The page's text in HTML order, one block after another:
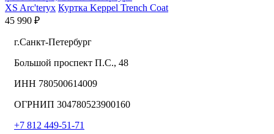
XS Arc'teryx Куртка Keppel Trench Coat
45 990 ₽
г.Санкт-Петербург
Большой проспект П.С., 48
ИНН 780500614009
ОГРНИП 304780523900160
+7 812 449-51-71